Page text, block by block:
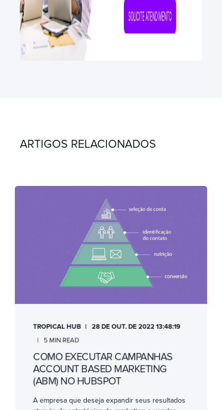
ARTIGOS RELACIONADOS
TROPICAL HUB 28 DE OUT. DE 2022 13:48:19
5 MIN READ
COMO EXECUTAR CAMPANHAS
ACCOUNT BASED MARKETING
(ABM) NO HUBSPOT
A empresa que deseja expandir seus resultados